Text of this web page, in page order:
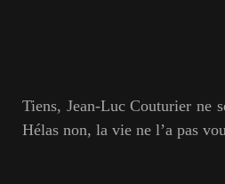
Tiens, Jean-Luc Couturier ne
Hélas non, la vie ne l’a pas